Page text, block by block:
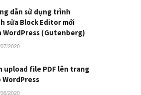
dẫn sử dụng trình
sửa Block Editor mới
WordPress (Gutenberg)
2020
upload file PDF lên trang
WordPress
2020